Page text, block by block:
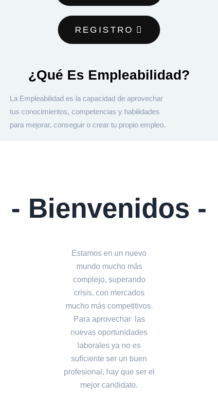
REGISTRO
¿Qué Es Empleabilidad?
La Empleabilidad es la capacidad de aprovechar
tus conocimientos, competencias y habilidades
para mejorar, conseguir o crear tu propio empleo.
- Bienvenidos -
Estamos en un nuevo
mundo mucho más
complejo, superando
crisis, con mercados
mucho más competitivos.
Para aprovechar las
nuevas oportunidades
laborales ya no es
suficiente ser un buen
profesional, hay que ser el
mejor candidato.